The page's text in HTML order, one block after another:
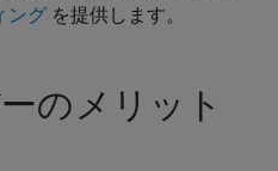
ング を提供します。
のメリット